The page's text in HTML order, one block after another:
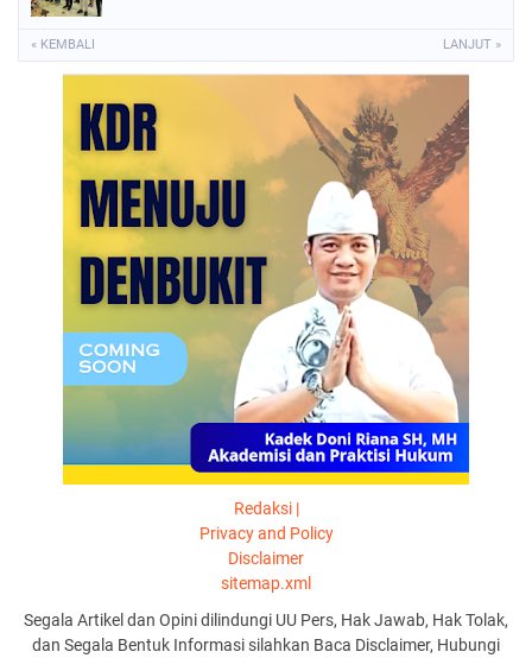
« KEMBALI LANJUT »
Redaksi |
Privacy and Policy
Disclaimer
sitemap.xml
Segala Artikel dan Opini dilindungi UU Pers, Hak Jawab, Hak Tolak,
dan Segala Bentuk Informasi silahkan Baca Disclaimer, Hubungi